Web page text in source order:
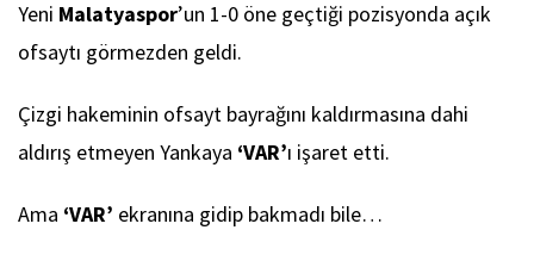
Yeni Malatyaspor’un 1-0 öne geçtiği pozisyonda açık
ofsaytı görmezden geldi.
Çizgi hakeminin ofsayt bayrağını kaldırmasına dahi
aldırış etmeyen Yankaya ‘VAR’ı işaret etti.
Ama ‘VAR’ ekranına gidip bakmadı bile…